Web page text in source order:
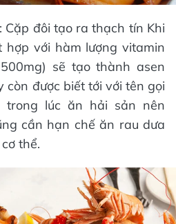
Cặp đôi tạo ra thạch tín Khi
hợp với hàm lượng vitamin
sẽ tạo thành asen
còn được biết tới với tên gọi
trong lúc ăn hải sản nên
cần hạn chế ăn rau dưa
thể.